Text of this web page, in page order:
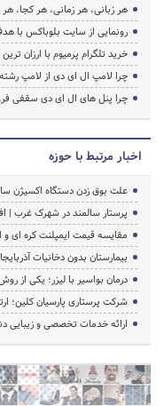
هر زبانی، هر زمانی، هر کجا، هر
رونمایی از سایت بلوباکس با
خرید تلگرام پرمیوم با ارزان
چرا لامپ ال ای دی از لامپ
چرا پنل های ال ای دی سقفی
اخبار مرتبط با حوزه
علت بوق زدن دستگاه اکسیژن
پرستار سالمند در شهرک غرب |
مقایسه قیمت ایمپلنت کره ای و
بیمارستان بدون دخانیات
درمان بواسیر با لیزر؛ یکی از
شرکت پرستاری پارسیان کلین؛
ارائه خدمات تخصصی و زیبایی